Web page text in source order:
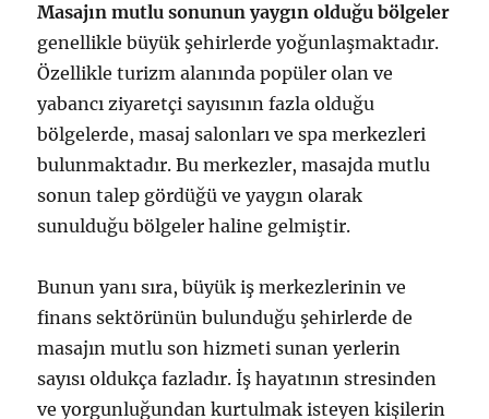
Masajın mutlu sonunun yaygın olduğu bölgeler
genellikle büyük şehirlerde yoğunlaşmaktadır.
Özellikle turizm alanında popüler olan ve
yabancı ziyaretçi sayısının fazla olduğu
bölgelerde, masaj salonları ve spa merkezleri
bulunmaktadır. Bu merkezler, masajda mutlu
sonun talep gördüğü ve yaygın olarak
sunulduğu bölgeler haline gelmiştir.
Bunun yanı sıra, büyük iş merkezlerinin ve
finans sektörünün bulunduğu şehirlerde de
masajın mutlu son hizmeti sunan yerlerin
sayısı oldukça fazladır. İş hayatının stresinden
ve yorgunluğundan kurtulmak isteyen kişilerin